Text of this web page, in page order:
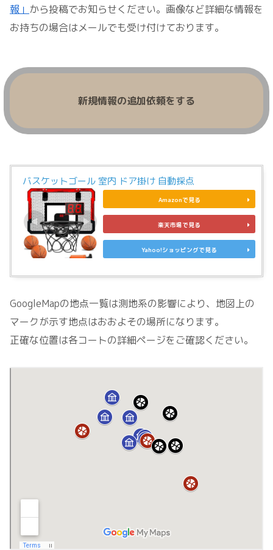
報」 から投稿でお知らせください。画像など詳細な情報を
お持ちの場合はメールでも受け付けております。
新規情報の追加依頼をする
バスケットゴール 室内 ドア掛け 自動採点
Amazonで見る
楽天市場で見る
Yahoo!ショッピングで見る
GoogleMapの地点一覧は測地系の影響により、地図上の
マークが示す地点はおおよその場所になります。
正確な位置は各コートの詳細ページをご確認ください。